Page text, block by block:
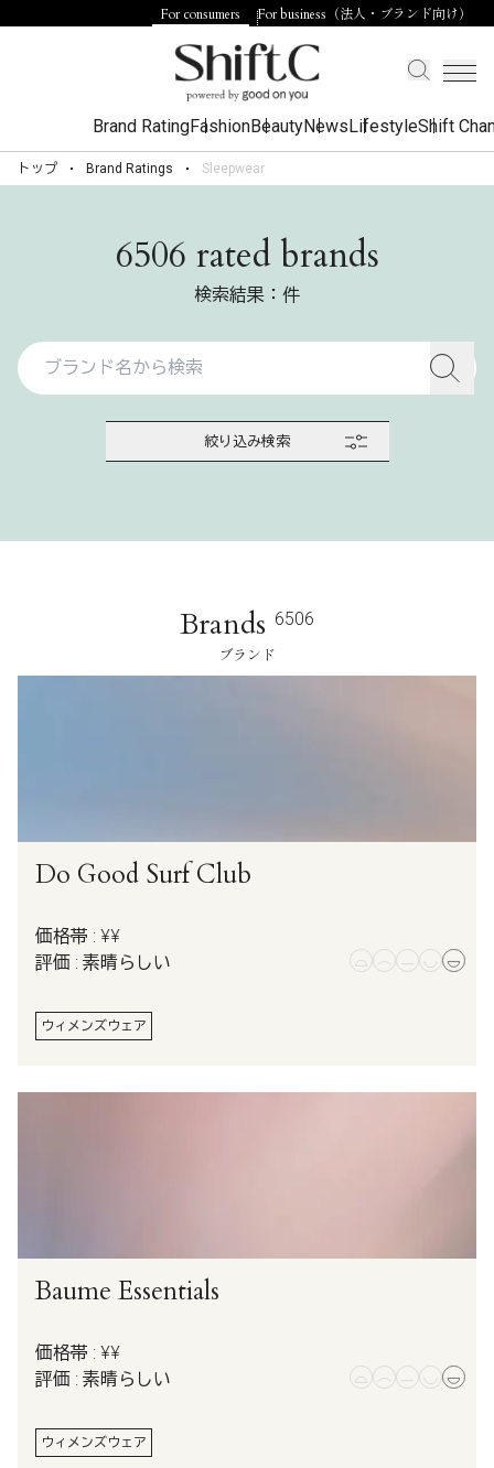
For consumers For business（法人・ブランド向け）
Brand RatingFashionBeautyNewsLifestyleShift
トップ Brand Ratings Sleepwear
6506 rated brands
検索結果：件
絞り込み検索
Brands 6506
ブランド
Do Good Surf Club
価格帯 : ¥¥
評価 : 素晴らしい
ウィメンズウェア
Baume Essentials
価格帯 : ¥¥
評価 : 素晴らしい
ウィメンズウェア